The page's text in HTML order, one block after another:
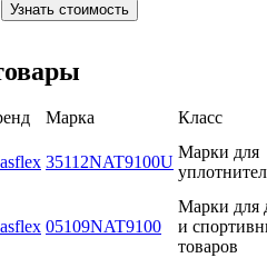
Узнать стоимость
Марка Класс
35112NAT9100U
Марки для
05109NAT9100
Марки для
и
товаров